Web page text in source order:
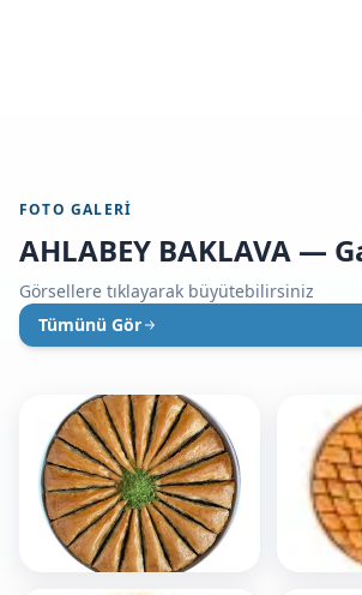
FOTO GALERI
AHLABEY BAKLAVA —
Görsellere tıklayarak büyütebilirsiniz
Tümünü Gör